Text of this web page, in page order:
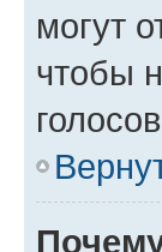
могут
чтобы